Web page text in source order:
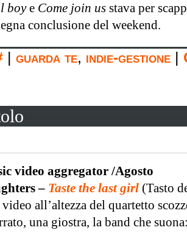
boye Come join us stava per
conclusione del weekend.
guarda te, indie-gestione
video aggregator /Agosto
– Taste the last girl (Tasto
all’altezza del quartetto
una giostra, la band che